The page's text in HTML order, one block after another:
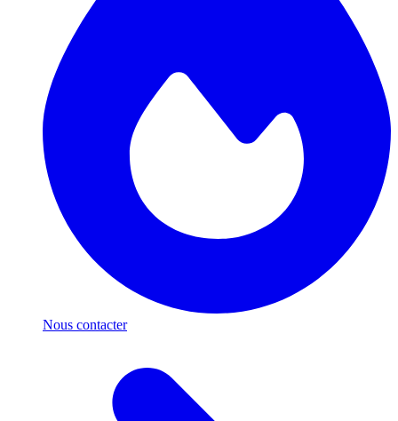
Nous contacter